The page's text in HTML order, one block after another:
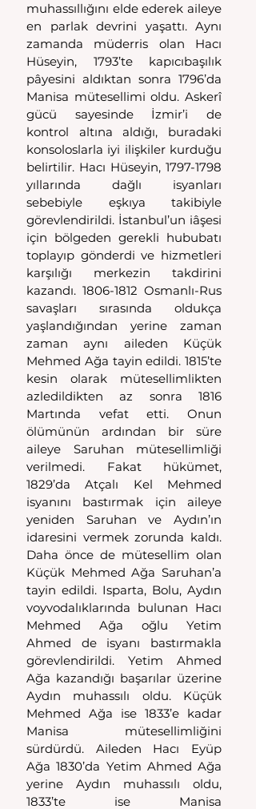
muhassıllığını elde ederek aileye
en parlak devrini yaşattı. Aynı
zamanda müderris olan Hacı
Hüseyin, 1793’te kapıcıbaşılık
pâyesini aldıktan sonra 1796’da
Manisa mütesellimi oldu. Askerî
gücü sayesinde İzmir’i de
kontrol altına aldığı, buradaki
konsoloslarla iyi ilişkiler kurduğu
belirtilir. Hacı Hüseyin, 1797-1798
yıllarında dağlı isyanları
sebebiyle eşkıya takibiyle
görevlendirildi. İstanbul’un iâşesi
için bölgeden gerekli hububatı
toplayıp gönderdi ve hizmetleri
karşılığı merkezin takdirini
kazandı. 1806-1812 Osmanlı-Rus
savaşları sırasında oldukça
yaşlandığından yerine zaman
zaman aynı aileden Küçük
Mehmed Ağa tayin edildi. 1815’te
kesin olarak mütesellimlikten
azledildikten az sonra 1816
Martında vefat etti. Onun
ölümünün ardından bir süre
aileye Saruhan mütesellimliği
verilmedi. Fakat hükümet,
1829’da Atçalı Kel Mehmed
isyanını bastırmak için aileye
yeniden Saruhan ve Aydın’ın
idaresini vermek zorunda kaldı.
Daha önce de mütesellim olan
Küçük Mehmed Ağa Saruhan’a
tayin edildi. Isparta, Bolu, Aydın
voyvodalıklarında bulunan Hacı
Mehmed Ağa oğlu Yetim
Ahmed de isyanı bastırmakla
görevlendirildi. Yetim Ahmed
Ağa kazandığı başarılar üzerine
Aydın muhassılı oldu. Küçük
Mehmed Ağa ise 1833’e kadar
Manisa mütesellimliğini
sürdürdü. Aileden Hacı Eyüp
Ağa 1830’da Yetim Ahmed Ağa
yerine Aydın muhassılı oldu,
1833’te ise Manisa